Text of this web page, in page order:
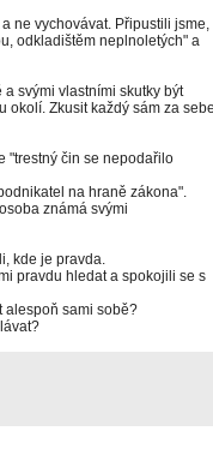
ne vychovávat. Připustili jsme,
odkladištěm neplnoletých" a
svými vlastními skutky být
okolí. Zkusit každý sám za
"trestný čin se nepodařilo
na hraně zákona".
známá svými
kde je pravda.
pravdu hledat a spokojili se s
alespoň sami sobě?